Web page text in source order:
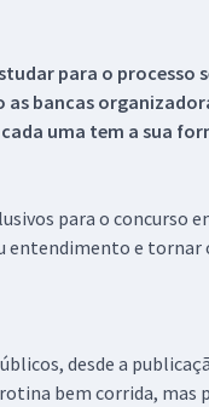
para o
bancas
uma tem a sua
para o
e
desde a
bem corrida,